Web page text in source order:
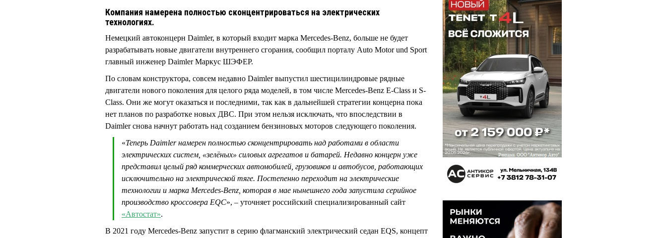
Компания намерена полностью сконцентрироваться на электрических
технологиях.
Немецкий автоконцерн Daimler, в который входит марка Mercedes-Benz, больше не будет
разрабатывать новые двигатели внутреннего сгорания, сообщил порталу Auto Motor und Sport
главный инженер Daimler Маркус ШЭФЕР.
По словам конструктора, совсем недавно Daimler выпустил шестицилиндровые рядные
двигатели нового поколения для целого ряда моделей, в том числе Mercedes-Benz E-Class и S-
Class. Они же могут оказаться и последними, так как в дальнейшей стратегии концерна пока
нет планов по разработке новых ДВС. При этом нельзя исключать, что впоследствии в
Daimler снова начнут работать над созданием бензиновых моторов следующего поколения.
«Теперь Daimler намерен полностью сконцентрировать над работами в области
электрических систем, «зелёных» силовых агрегатов и батарей. Недавно концерн уже
представил целый ряд коммерческих автомобилей, грузовиков и автобусов, работающих
исключительно на электрической тяге. Постепенно переходит на электрические
технологии и марка Mercedes-Benz, которая в мае нынешнего года запустила серийное
производство кроссовера EQC», – уточняет российский специализированный сайт
«Автостат».
В 2021 году Mercedes-Benz запустит в серию флагманский электрический седан EQS, концепт